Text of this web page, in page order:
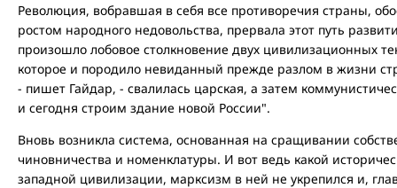
Революция, вобравшая в себя все противоречия страны,
ростом народного недовольства, прервала этот путь
произошло лобовое столкновение двух цивилизационных
которое и породило невиданный прежде разлом в жизни
- пишет Гайдар, - свалилась царская, а затем
и сегодня строим здание новой России".
Вновь возникла система, основанная на сращивании
чиновничества и номенклатуры. И вот ведь какой
западной цивилизации, марксизм в ней не укрепился и,